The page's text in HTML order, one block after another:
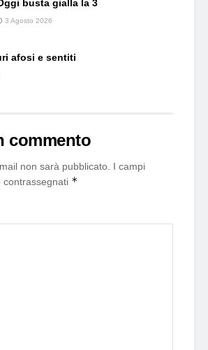
busta gialla la 3
3 Agosto 2026
afosi e sentiti
commento
non sarà pubblicato. I campi
contrassegnati *